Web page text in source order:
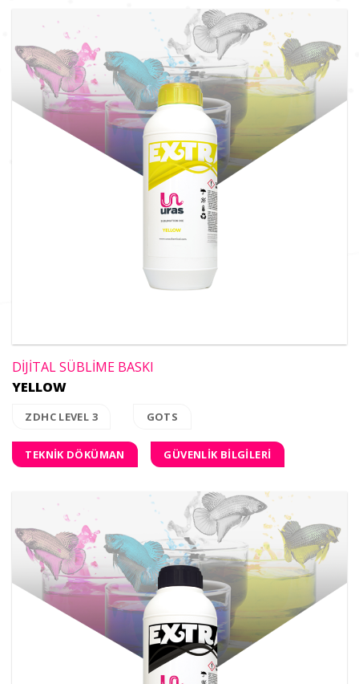
DİJİTAL SÜBLİME BASKI
YELLOW
ZDHC LEVEL 3 GOTS
TEKNİK DÖKÜMAN GÜVENLİK BİLGİLERİ